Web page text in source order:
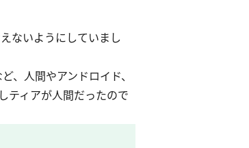
ないようにしていまし
人間やアンドロイド、
ティアが人間だったので